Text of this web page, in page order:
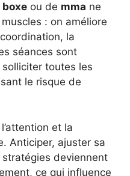
boxe ou de mma ne
: on améliore
la
séances sont
toutes les
le risque de
et la
Anticiper, ajuster sa
deviennent
ce qui influence